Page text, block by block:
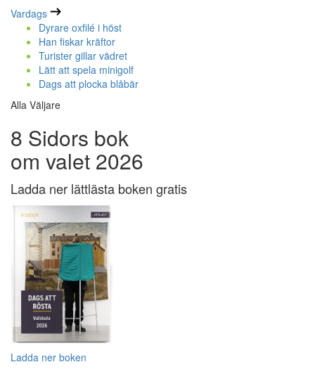
Vardags
Dyrare oxfilé i höst
Han fiskar kräftor
Turister gillar vädret
Lätt att spela minigolf
Dags att plocka blåbär
Alla Väljare
8 Sidors bok
om valet 2026
Ladda ner lättlästa boken gratis
Ladda ner boken